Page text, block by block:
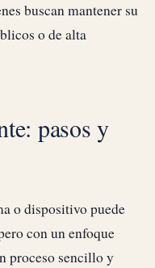
buscan mantener su
o de alta
pasos y
o dispositivo puede
con un enfoque
proceso sencillo y